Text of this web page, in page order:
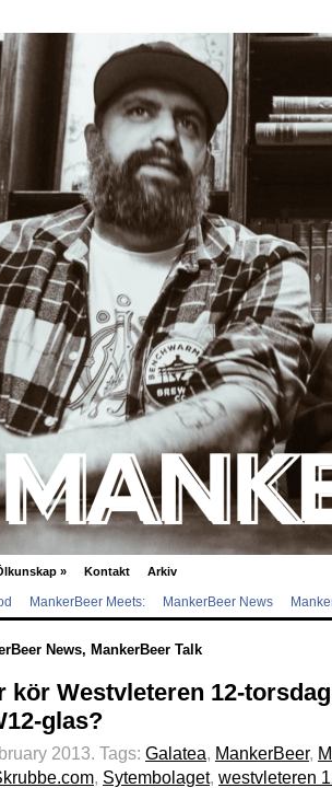
» Kontakt Arkiv
MankerBeer Meets: MankerBeer News
News, MankerBeer Talk
kör Westvleteren 12-
glas?
2013. Tags: Galatea, MankerBeer,
, Sytembolaget, westvleteren